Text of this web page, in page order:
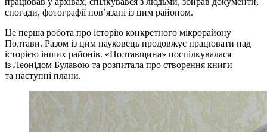
спогади, фотографії пов’язані із цим районом.
Це перша робота про історію конкретного мікрорайону
Полтави. Разом із цим науковець продовжує працювати над
історією інших районів. «Полтавщина» поспілкувалася
із Леонідом Булавою та розпитала про створення книги
та наступні плани.